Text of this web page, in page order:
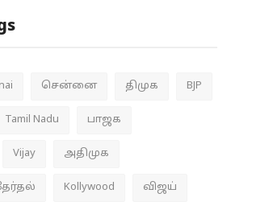
சென்னை திமுக BJP
Tamil Nadu பாஜக
Vijay அதிமுக
Kollywood விஜய்